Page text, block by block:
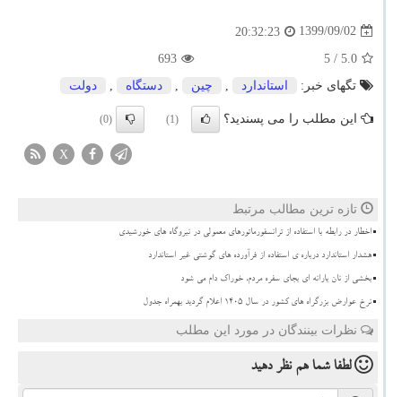
1399/09/02
20:32:23
5.0
/ 5
693
تگهای خبر:
استاندارد , چین , دستگاه , دولت
این مطلب را می پسندید؟ (1)
(0)
X
تازه ترین مطالب مرتبط
اخطار در رابطه با استفاده از ترانسفورماتورهای معمولی در نیروگاه های خورشیدی
هشدار استاندارد درباره ی استفاده از فرآورده های گوشتی غیر استاندارد
بخشی از نان یارانه ای بجای سفره مردم، خوراک دام می شود
نرخ عوارض بزرگراه های کشور در سال ۱۴۰۵ اعلام گردید بهمراه جدول
نظرات بینندگان در مورد این مطلب
لطفا شما همنظر دهید